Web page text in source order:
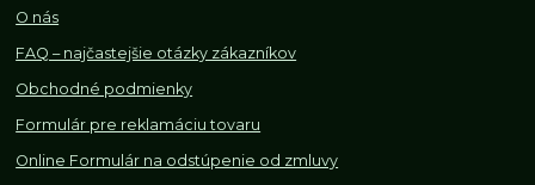
O nás
FAQ – najčastejšie otázky zákazníkov
Obchodné podmienky
Formulár pre reklamáciu tovaru
Online Formulár na odstúpenie od zmluvy